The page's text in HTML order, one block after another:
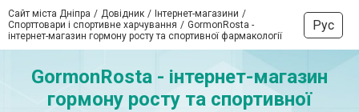
Сайт міста Дніпра Довідник
Інтернет-магазини
Спорттовари і спортивне харчування
GormonRosta -
інтернет-магазин гормону росту та спортивної фармакології
Рус
GormonRosta - інтернет-магазин
гормону росту та спортивної